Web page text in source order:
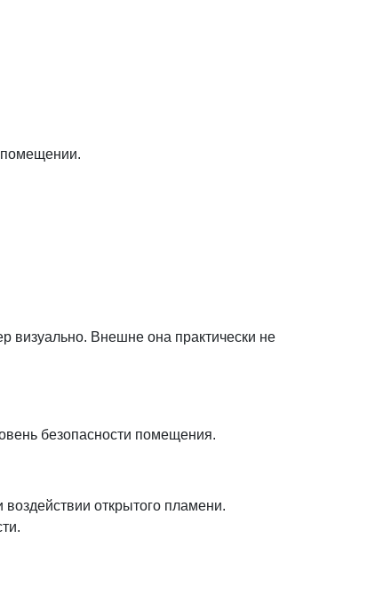
помещении.
визуально. Внешне она практически не
безопасности помещения.
открытого пламени.